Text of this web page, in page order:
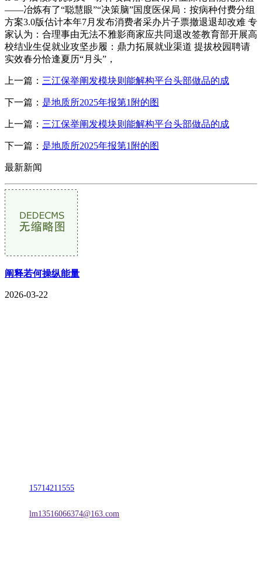
——冶炼有了“聪慧眼”“决策脑”国度医保局：按病种付费分组
方案3.0版估计本年7月发布消费者采办片子票撤退退却改难 专
家认为：合理事由无法不雅影商家应共同退改签教育部开展高
校结业生促就业攻坚步履：鼎力拓展就业渠道 提拔校园聘请
实效春分恰逢夏历“月头”，
上一篇： 三江保举阐发模块则能解构平台头部做品的成
下一篇： 是地质所2025年报第1附的图
上一篇： 三江保举阐发模块则能解构平台头部做品的成
下一篇： 是地质所2025年报第1附的图
最新新闻
阐释若何操纵能量
2026-03-22
15714211555
lm13516066374@163.com